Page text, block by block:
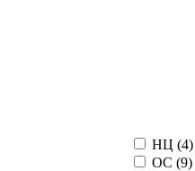
НЦ (4)
ОС (9)